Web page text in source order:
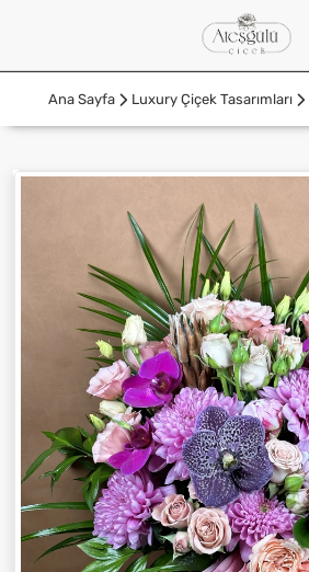
Ana Sayfa Luxury Çiçek Tasarımları